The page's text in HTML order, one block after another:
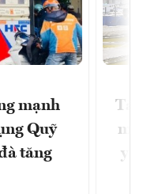
mạnh
Quỹ
tăng